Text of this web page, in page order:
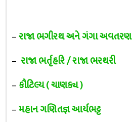
–રાજા ભગીરથ અને ગંગા અવતરણ
– રાજા ભર્તૃહરિ / રાજા ભરથરી
–કૌટિલ્ય ( ચાણક્ય )
–મહાન ગણિતજ્ઞ આર્યભટ્ટ